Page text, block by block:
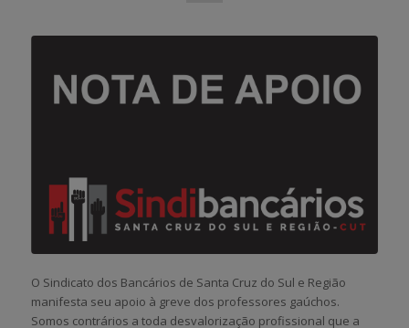
O Sindicato dos Bancários de Santa Cruz do Sul e Região
manifesta seu apoio à greve dos professores gaúchos.
Somos contrários a toda desvalorização profissional que a